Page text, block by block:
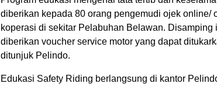
diberikan kepada 80 orang pengemudi ojek online/
koperasi di sekitar Pelabuhan Belawan. Disamping
diberikan voucher service motor yang dapat
ditunjuk Pelindo.
Edukasi Safety Riding berlangsung di kantor